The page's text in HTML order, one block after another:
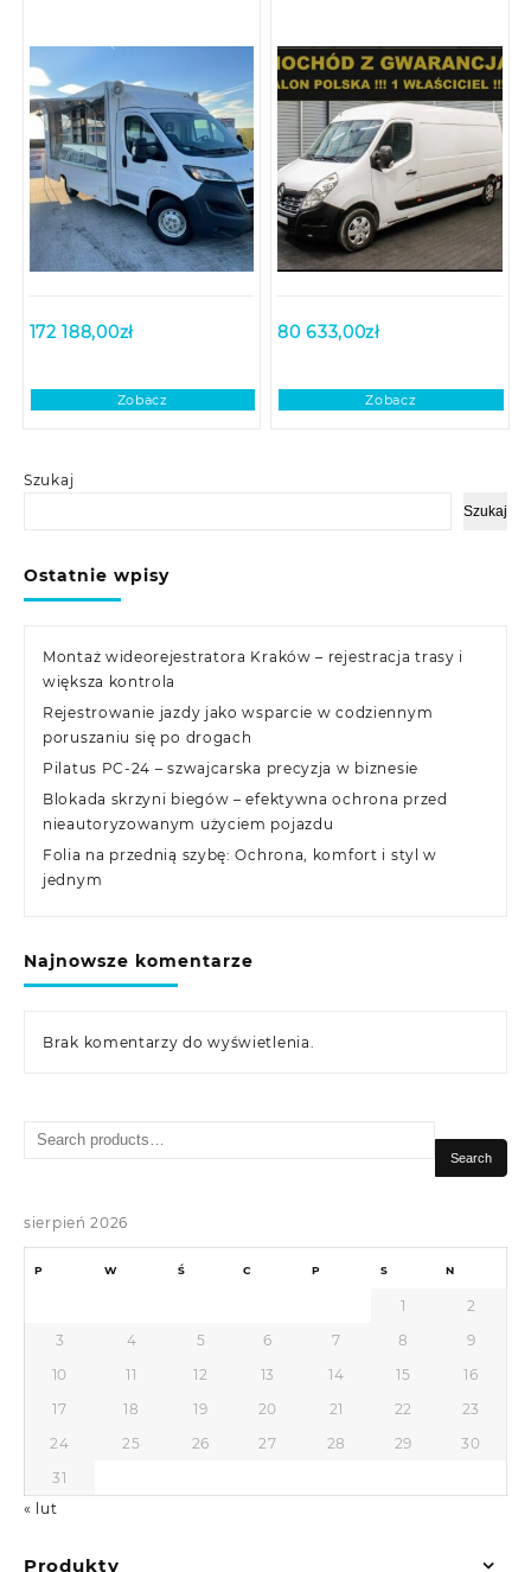
Szukaj
Szukaj
Ostatnie wpisy
Montaż wideorejestratora Kraków – rejestracja trasy i
większa kontrola
Rejestrowanie jazdy jako wsparcie w codziennym
poruszaniu się po drogach
Pilatus PC-24 – szwajcarska precyzja w biznesie
Blokada skrzyni biegów – efektywna ochrona przed
nieautoryzowanym użyciem pojazdu
Folia na przednią szybę: Ochrona, komfort i styl w
jednym
Najnowsze komentarze
Brak komentarzy do wyświetlenia.
172 188,00zł
Zobacz
80 633,00zł
Zobacz
Search
Search
sierpień 2026
P W Ś C P S N
1
2
3
4 5 6 7 8
9
10
11 12 13 14 15
16
17
18 19 20 21 22
23
24
25 26 27 28 29
30
31
« lut
Produkty